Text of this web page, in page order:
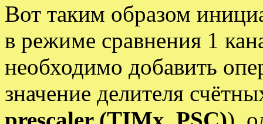
Вот таким образом
в режиме сравнения 1
необходимо добавить
значение делителя